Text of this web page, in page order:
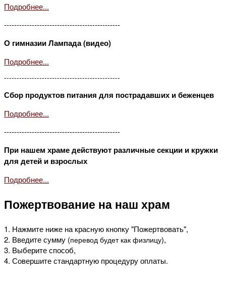
Подробнее...
----------------------------------------------
О гимназии Лампада (видео)
Подробнее...
----------------------------------------------
Сбор продуктов питания для пострадавших и беженцев
Подробнее...
----------------------------------------------
При нашем храме действуют различные секции и кружки
для детей и взрослых
Подробнее...
Пожертвование на наш храм
1. Нажмите ниже на красную кнопку "Пожертвовать",
2. Введите сумму (перевод будет как физлицу),
3. Выберите способ,
4. Совершите стандартную процедуру оплаты.